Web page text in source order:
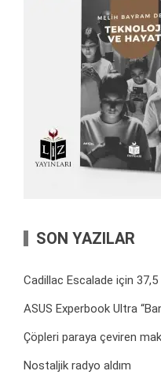
SON YAZILAR
Cadillac Escalade için
ASUS Experbook Ultra
Çöpleri paraya çeviren
Nostaljik radyo aldım